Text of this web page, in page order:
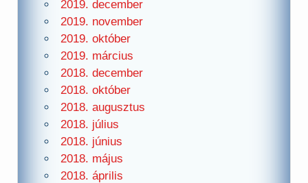
2019. december
2019. november
2019. október
2019. március
2018. december
2018. október
2018. augusztus
2018. július
2018. június
2018. május
2018. április